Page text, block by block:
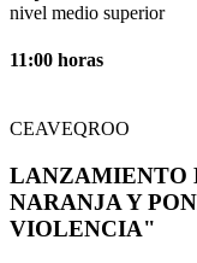
nivel medio superior
11:00 horas
CEAVEQROO
LANZAMIENTO
NARANJA Y
VIOLENCIA"